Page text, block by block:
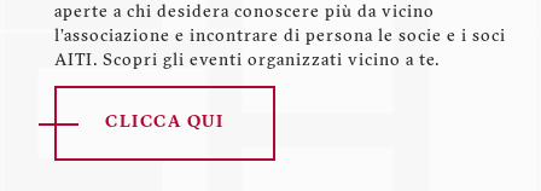
aperte a chi desidera conoscere più da vicino
l’associazione e incontrare di persona le socie e i soci
AITI. Scopri gli eventi organizzati vicino a te.
CLICCA QUI